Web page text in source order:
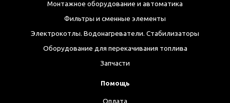
Монтажное оборудование и автоматика
Фильтры и сменные элементы
Электрокотлы. Водонагреватели. Стабилизаторы
Оборудование для перекачивания топлива
Запчасти
Помощь
Оплата